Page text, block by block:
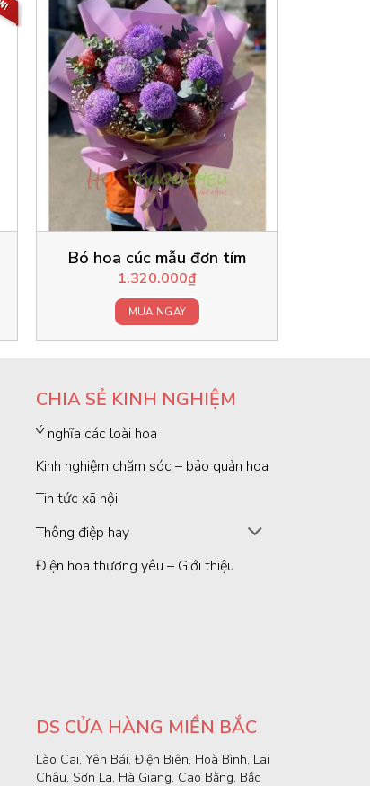
Bó hoa cúc mẫu đơn tím
1.320.000₫
MUA NGAY
CHIA SẺ KINH NGHIỆM
Ý nghĩa các loài hoa
Kinh nghiệm chăm sóc – bảo quản hoa
Tin tức xã hội
Thông điệp hay
Điện hoa thương yêu – Giới thiệu
DS CỬA HÀNG MIỀN BẮC
Lào Cai, Yên Bái, Điện Biên, Hoà Bình, Lai
Châu, Sơn La, Hà Giang, Cao Bằng, Bắc